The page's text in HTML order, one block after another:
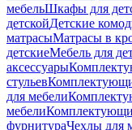
мебельШкафы для
детскойДетские
матрасыМатрасы в
детскиеМебель для
аксессуары
стульев
для мебели
мебели
фурнитураЧехлы для